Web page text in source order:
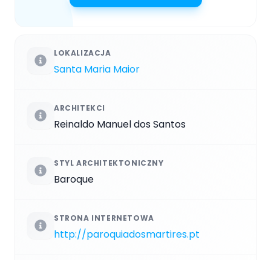
LOKALIZACJA
Santa Maria Maior
ARCHITEKCI
Reinaldo Manuel dos Santos
STYL ARCHITEKTONICZNY
Baroque
STRONA INTERNETOWA
http://paroquiadosmartires.pt